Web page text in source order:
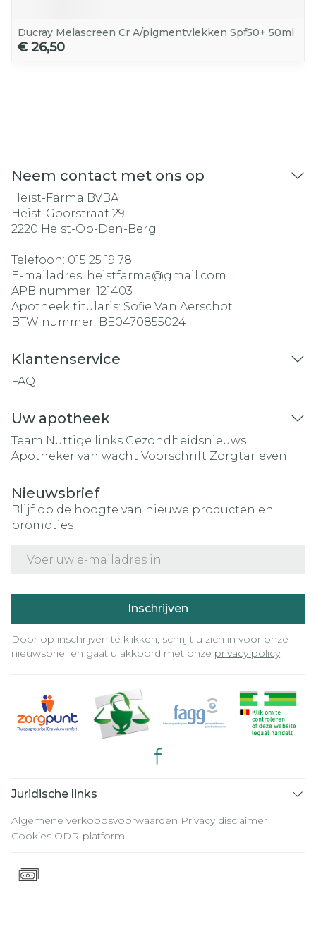
Ducray Melascreen Cr A/pigmentvlekken Spf50+ 50ml
€ 26,50
Neem contact met ons op
Heist-Farma BVBA
Heist-Goorstraat 29
2220 Heist-Op-Den-Berg
Telefoon: 015 25 19 78
E-mailadres: heistfarma@gmail.com
APB nummer: 121403
Apotheek titularis: Sofie Van Aerschot
BTW nummer: BE0470855024
Klantenservice
FAQ
Uw apotheek
Team Nuttige links Gezondheidsnieuws
Apotheker van wacht Voorschrift Zorgtarieven
Nieuwsbrief
Blijf op de hoogte van nieuwe producten en
promoties
Inschrijven
Door op inschrijven te klikken, schrijft u zich in voor onze
nieuwsbrief en gaat u akkoord met onze privacy policy.
Juridische links
Algemene verkoopsvoorwaarden Privacy disclaimer
Cookies ODR-platform